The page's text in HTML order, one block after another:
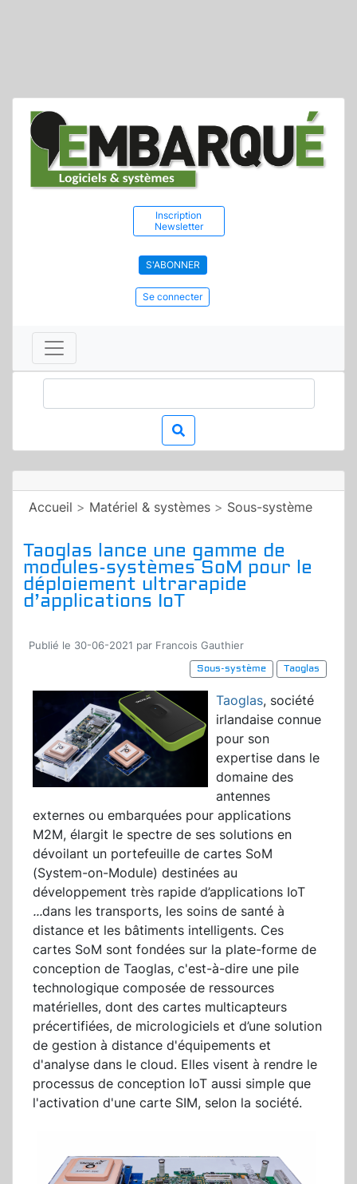
Inscription
Newsletter
S'ABONNER
Se connecter
Accueil > Matériel & systèmes > Sous-système
Taoglas lance une gamme de
modules-systèmes SoM pour le
déploiement ultrarapide
d’applications IoT
Publié le 30-06-2021 par Francois Gauthier
Sous-système
Taoglas
Taoglas, société
irlandaise connue
pour son
expertise dans le
domaine des
antennes
externes ou embarquées pour applications
M2M, élargit le spectre de ses solutions en
dévoilant un portefeuille de cartes SoM
(System-on-Module) destinées au
développement très rapide d’applications IoT
...dans les transports, les soins de santé à
distance et les bâtiments intelligents. Ces
cartes SoM sont fondées sur la plate-forme de
conception de Taoglas, c'est-à-dire une pile
technologique composée de ressources
matérielles, dont des cartes multicapteurs
précertifiées, de micrologiciels et d’une solution
de gestion à distance d'équipements et
d'analyse dans le cloud. Elles visent à rendre le
processus de conception IoT aussi simple que
l'activation d'une carte SIM, selon la société.